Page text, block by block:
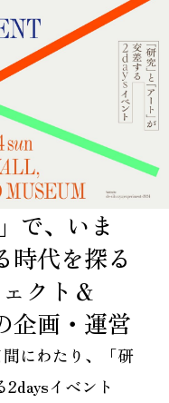
で、​いま​
時代を​探る​
クト＆
企画・運営
にわたり、「研
イベント